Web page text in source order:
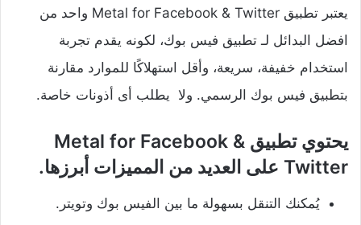
يعتبر تطبيق Metal for Facebook & Twitter‏ واحد من
افضل البدائل لـ تطبيق فيس بوك، لكونه يقدم تجربة
استخدام خفيفة، سريعة، وأقل استهلاكًا للموارد مقارنة
بتطبيق فيس بوك الرسمي. ولا يطلب أى أذونات خاصة.
يحتوي تطبيق Metal for Facebook &
Twitter‏ على العديد من المميزات أبرزها.
يُمكنك التنقل بسهولة ما بين الفيس بوك وتويتر.